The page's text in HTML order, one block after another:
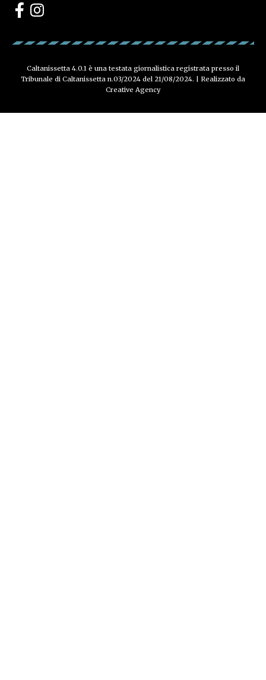
Caltanissetta 4.0.1 è una testata giornalistica registrata presso il
Tribunale di Caltanissetta n.03/2024 del 21/08/2024. | Realizzato da
Creative Agency